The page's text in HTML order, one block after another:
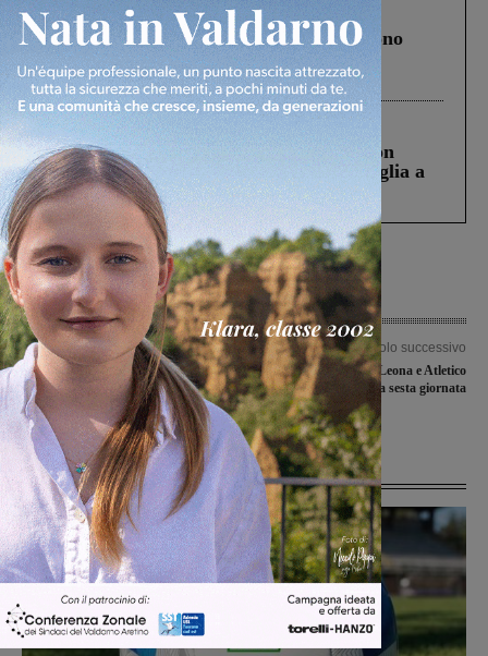
Cronaca 4 Agosto 2026
Un anno fa la strage in A1 in cui morirono
Gianni, Giulia e Franco. Lo schianto, il
processo, lo stop ai sorpassi fra tir....
Cronaca 3 Agosto 2026
Scomparso da una struttura di Castiglion
Fiorentino l’uomo che aveva ucciso la figlia a
Levane nel 2020
Articolo precedente
Botte tra Fides e Costone. Partita
sospesa e contusi, servono le forze
dell’ordine
Articolo successivo
Da Pergine, Virtus Leona e Atletico
Figline i sorrisi della sesta giornata
Ultime Notizie